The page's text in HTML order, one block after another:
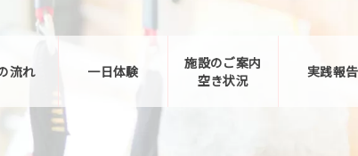
流れ 一日体験
施設のご案内
空き状況
実践報告